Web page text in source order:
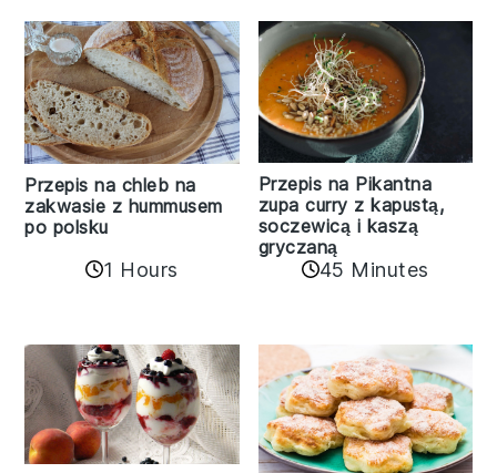
Przepis na chleb na
zakwasie z hummusem
po polsku
1 Hours
Przepis na Pikantna
zupa curry z kapustą,
soczewicą i kaszą
gryczaną
45 Minutes